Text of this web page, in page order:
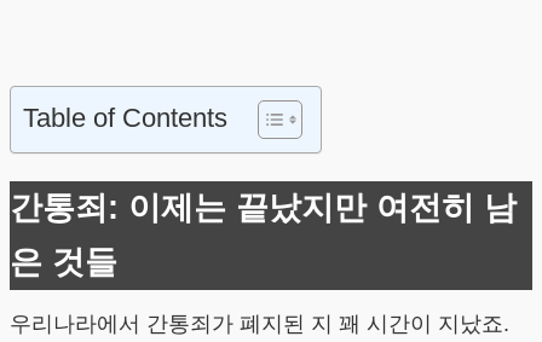
Table of Contents
간통죄: 이제는 끝났지만 여전히 남
은 것들
우리나라에서 간통죄가 폐지된 지 꽤 시간이 지났죠.